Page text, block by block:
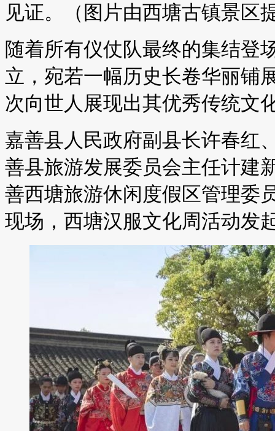
见证。（图片由西塘古镇景区
随着所有仪仗队最终的集结登
立，宛若一幅历史长卷华丽铺
次向世人展现出其优秀传统文
嘉善县人民政府副县长许春红
善县旅游发展委员会主任计建
善西塘旅游休闲度假区管理委
现场，西塘汉服文化周活动发